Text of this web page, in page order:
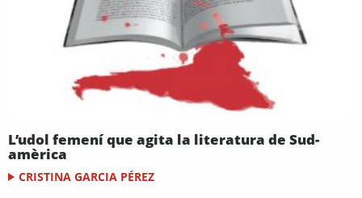
L’udol femení que agita la literatura de Sud-
amèrica
CRISTINA GARCIA PÉREZ